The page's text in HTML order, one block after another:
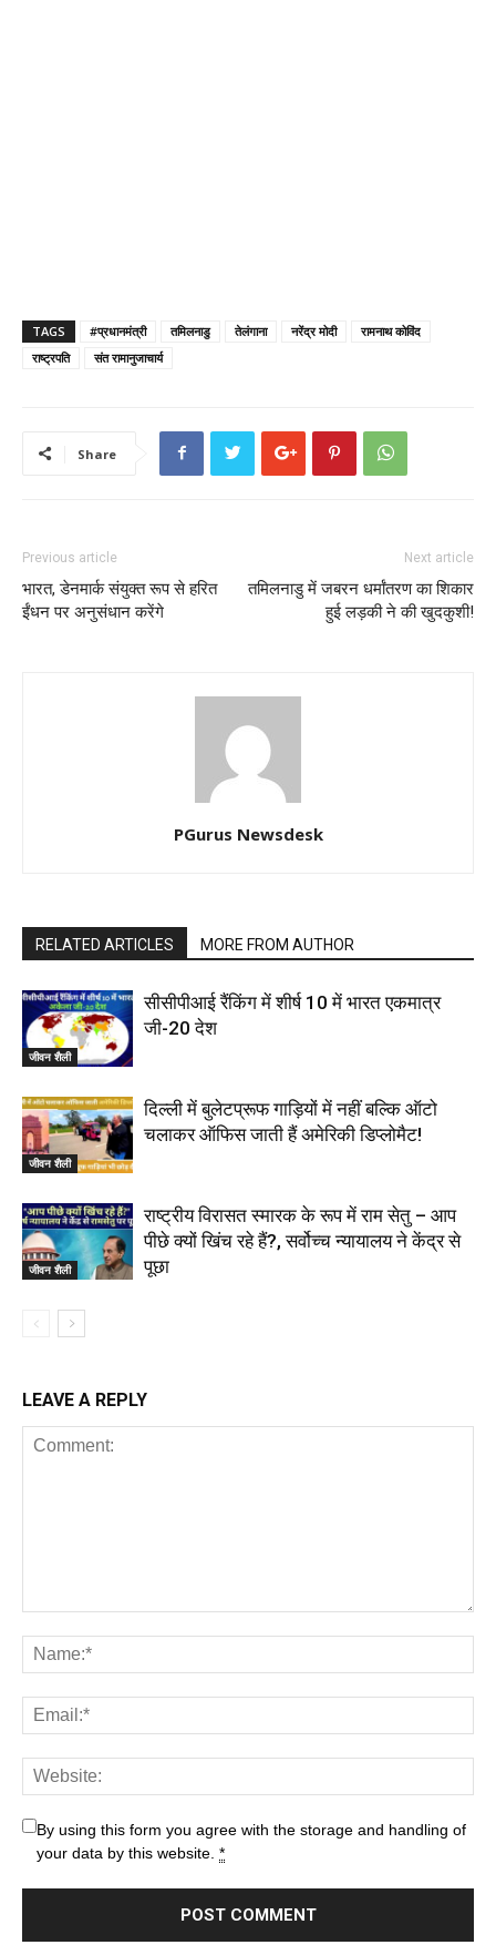
TAGS #प्रधानमंत्री तमिलनाडु तेलंगाना नरेंद्र मोदी
रामनाथ कोविंद
राष्ट्रपति
संत रामानुजाचार्य
Share
Previous article
भारत, डेनमार्क संयुक्त रूप से हरित
ईंधन पर अनुसंधान करेंगे
Next article
तमिलनाडु में जबरन धर्मांतरण का शिकार
हुई लड़की ने की खुदकुशी!
PGurus Newsdesk
RELATED ARTICLES MORE FROM AUTHOR
जीवन शैली
सीसीपीआई रैंकिंग में शीर्ष 10 में भारत एकमात्र
जी-20 देश
जीवन शैली
दिल्ली में बुलेटप्रूफ गाड़ियों में नहीं बल्कि ऑटो
चलाकर ऑफिस जाती हैं अमेरिकी डिप्लोमैट!
जीवन शैली
राष्ट्रीय विरासत स्मारक के रूप में राम सेतु – आप
पीछे क्यों खिंच रहे हैं?, सर्वोच्च न्यायालय ने केंद्र से
पूछा
LEAVE A REPLY
By using this form you agree with the storage and handling of
your data by this website. *